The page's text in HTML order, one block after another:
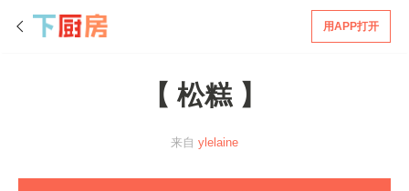
用APP打开
【 松糕 】
来自 ylelaine